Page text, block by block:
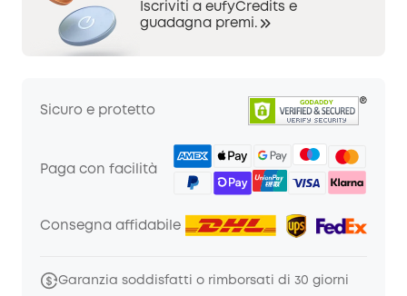
Iscriviti a eufyCredits e
guadagna premi.
Sicuro e protetto
Paga con facilità
Consegna affidabile
Garanzia soddisfatti o rimborsati di 30 giorni